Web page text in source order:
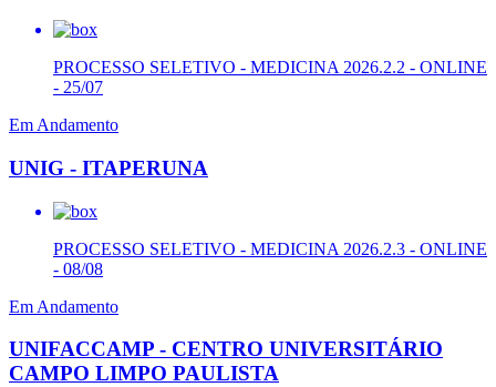
PROCESSO SELETIVO - MEDICINA 2026.2.2 - ONLINE
- 25/07
Em Andamento
UNIG - ITAPERUNA
PROCESSO SELETIVO - MEDICINA 2026.2.3 - ONLINE
- 08/08
Em Andamento
UNIFACCAMP - CENTRO UNIVERSITÁRIO
CAMPO LIMPO PAULISTA